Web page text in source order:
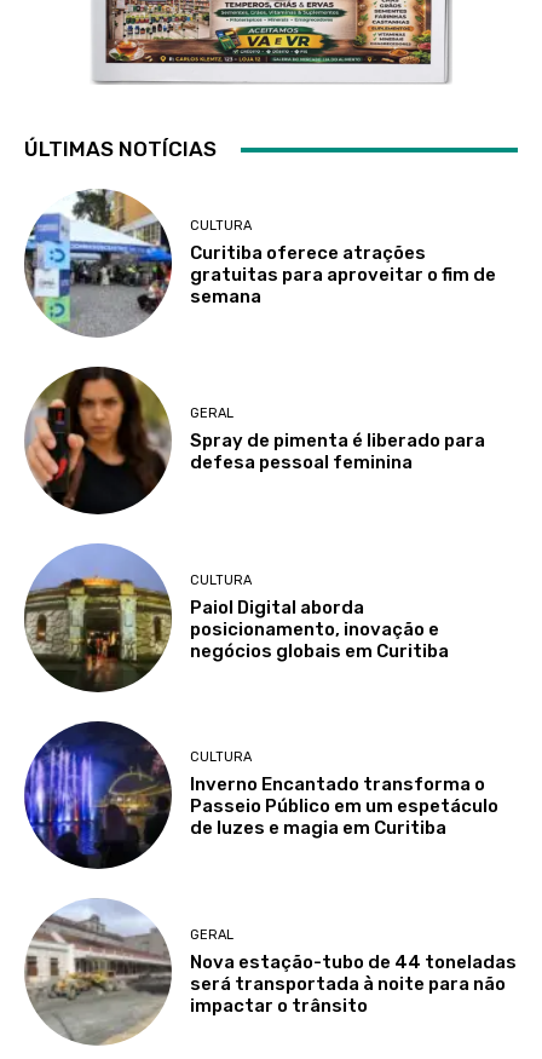
ÚLTIMAS NOTÍCIAS
CULTURA
Curitiba oferece atrações
gratuitas para aproveitar o fim de
semana
GERAL
Spray de pimenta é liberado para
defesa pessoal feminina
CULTURA
Paiol Digital aborda
posicionamento, inovação e
negócios globais em Curitiba
CULTURA
Inverno Encantado transforma o
Passeio Público em um espetáculo
de luzes e magia em Curitiba
GERAL
Nova estação-tubo de 44 toneladas
será transportada à noite para não
impactar o trânsito